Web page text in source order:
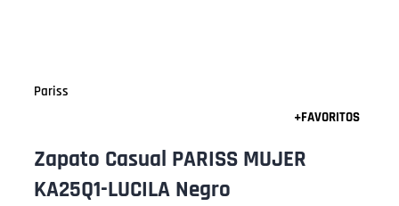
Pariss
Zapato Casual PARISS MUJER
KA25Q1-LUCILA Negro